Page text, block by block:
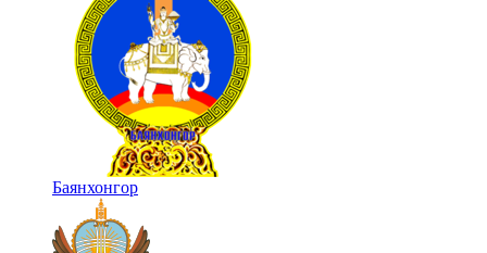
Баянхонгор